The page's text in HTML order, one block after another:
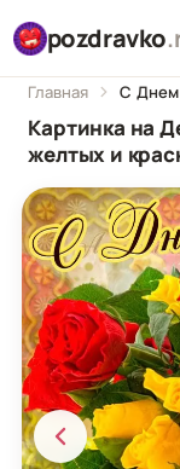
pozdravko
Главная С Днем
Картинка на
желтых и